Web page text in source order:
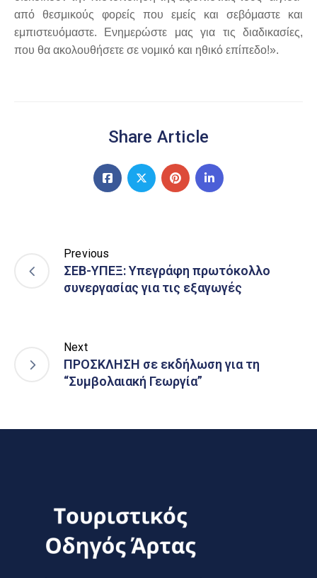
από θεσμικούς φορείς που εμείς και σεβόμαστε και
εμπιστευόμαστε. Ενημερώστε μας για τις διαδικασίες,
που θα ακολουθήσετε σε νομικό και ηθικό επίπεδο!».
Share Article
Previous
ΣΕΒ-ΥΠΕΞ: Υπεγράφη πρωτόκολλο
συνεργασίας για τις εξαγωγές
Next
ΠΡΟΣΚΛΗΣΗ σε εκδήλωση για τη
“Συμβολαιακή Γεωργία”